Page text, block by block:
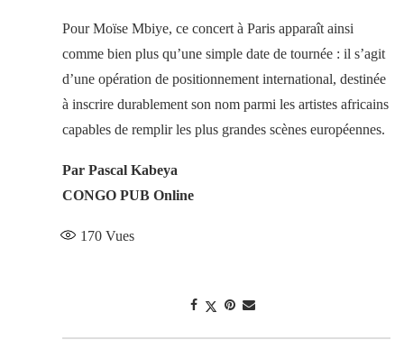
Pour Moïse Mbiye, ce concert à Paris apparaît ainsi
comme bien plus qu’une simple date de tournée : il s’agit
d’une opération de positionnement international, destinée
à inscrire durablement son nom parmi les artistes africains
capables de remplir les plus grandes scènes européennes.
Par Pascal Kabeya
CONGO PUB Online
170 Vues